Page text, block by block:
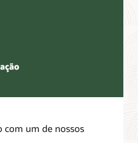
com um de nossos